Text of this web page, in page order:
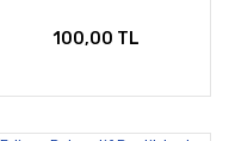
100,00 TL